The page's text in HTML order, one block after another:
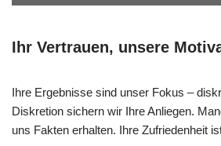
Ihr Vertrauen, unsere
Ihre Ergebnisse sind unser Fokus –
Diskretion sichern wir Ihre Anliegen.
uns Fakten erhalten. Ihre Zufriedenheit